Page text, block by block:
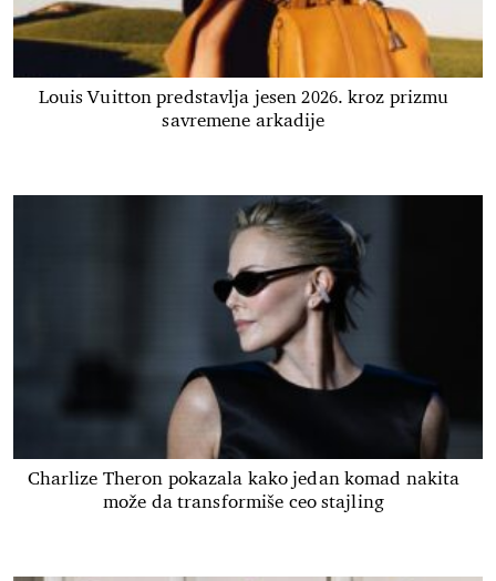
Louis Vuitton predstavlja jesen 2026. kroz prizmu
savremene arkadije
Charlize Theron pokazala kako jedan komad nakita
može da transformiše ceo stajling